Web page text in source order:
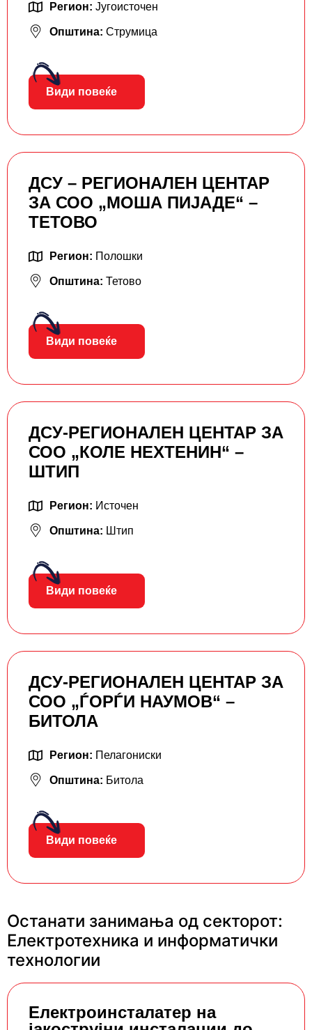
Регион: Југоисточен
Општина: Струмица
Види повеќе
ДСУ – РЕГИОНАЛЕН ЦЕНТАР
ЗА СОО „МОША ПИЈАДЕ“ –
ТЕТОВО
Регион: Полошки
Општина: Тетово
Види повеќе
ДСУ-РЕГИОНАЛЕН ЦЕНТАР ЗА
СОО „КОЛЕ НЕХТЕНИН“ –
ШТИП
Регион: Источен
Општина: Штип
Види повеќе
ДСУ-РЕГИОНАЛЕН ЦЕНТАР ЗА
СОО „ЃОРЃИ НАУМОВ“ –
БИТОЛА
Регион: Пелагониски
Општина: Битола
Види повеќе
Останати занимања од секторот:
Електротехника и информатички
технологии
Eлектроинсталатер на